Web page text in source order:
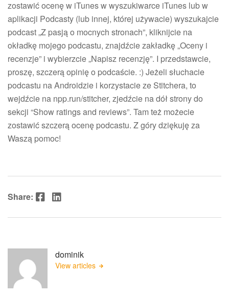
zostawić ocenę w iTunes w wyszukiwarce iTunes lub w
aplikacji Podcasty (lub innej, której używacie) wyszukajcie
podcast „Z pasją o mocnych stronach”, kliknijcie na
okładkę mojego podcastu, znajdźcie zakładkę „Oceny i
recenzje” i wybierzcie „Napisz recenzję”. I przedstawcie,
proszę, szczerą opinię o podcaście. :) Jeżeli słuchacie
podcastu na Androidzie i korzystacie ze Stitchera, to
wejdźcie na npp.run/stitcher, zjedźcie na dół strony do
sekcji “Show ratings and reviews”. Tam też możecie
zostawić szczerą ocenę podcastu. Z góry dziękuję za
Waszą pomoc!
Share: Facebook LinkedIn
dominik
View articles